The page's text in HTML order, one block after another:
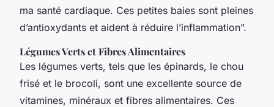
ma santé cardiaque. Ces petites baies sont pleines
d’antioxydants et aident à réduire l’inflammation”.
Légumes Verts et Fibres Alimentaires
Les légumes verts, tels que les épinards, le chou
frisé et le brocoli, sont une excellente source de
vitamines, minéraux et fibres alimentaires. Ces